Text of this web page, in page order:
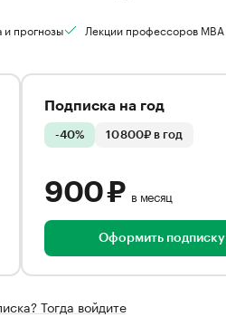
и прогнозы Лекции профессоров MBA
Подписка на год
-40% 10 800₽ в год
900 ₽ в месяц
Оформить подписку
Тогда войдите